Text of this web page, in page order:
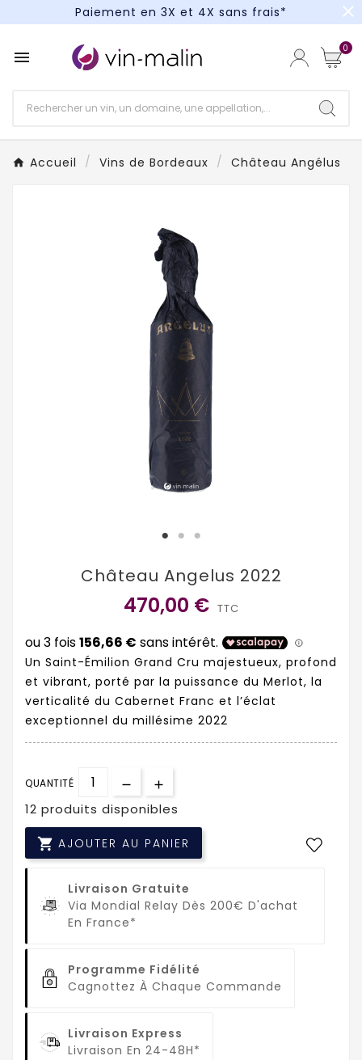
Paiement en 3X et 4X sans frais*
Paiement en 3X et 4X sans frais*
close
 0
Accueil Vins de Bordeaux Château Angélus
Château Angelus 2022
470,00 € TTC
Un Saint-Émilion Grand Cru majestueux, profond
et vibrant, porté par la puissance du Merlot, la
verticalité du Cabernet Franc et l’éclat
exceptionnel du millésime 2022
QUANTITÉ
12 produits disponibles
 AJOUTER AU PANIER
Livraison Gratuite
Via Mondial Relay Dès 200€ D'achat
En France*
Programme Fidélité
Cagnottez À Chaque Commande
Livraison Express
Livraison En 24-48H*